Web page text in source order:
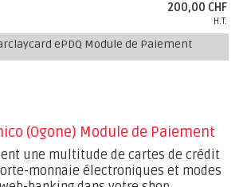
200,00 CHF
H.T.
ePDQ Module de Paiement
(Ogone) Module de Paiement
une multitude de cartes de crédit
monnaie électroniques et modes